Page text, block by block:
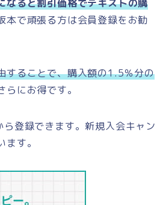
なると割引価格でテキストの購
本で頑張る方は会員登録をお勧
することで、購入額の1.5％分の
らにお得です。
登録できます。新規入会キャン
す。